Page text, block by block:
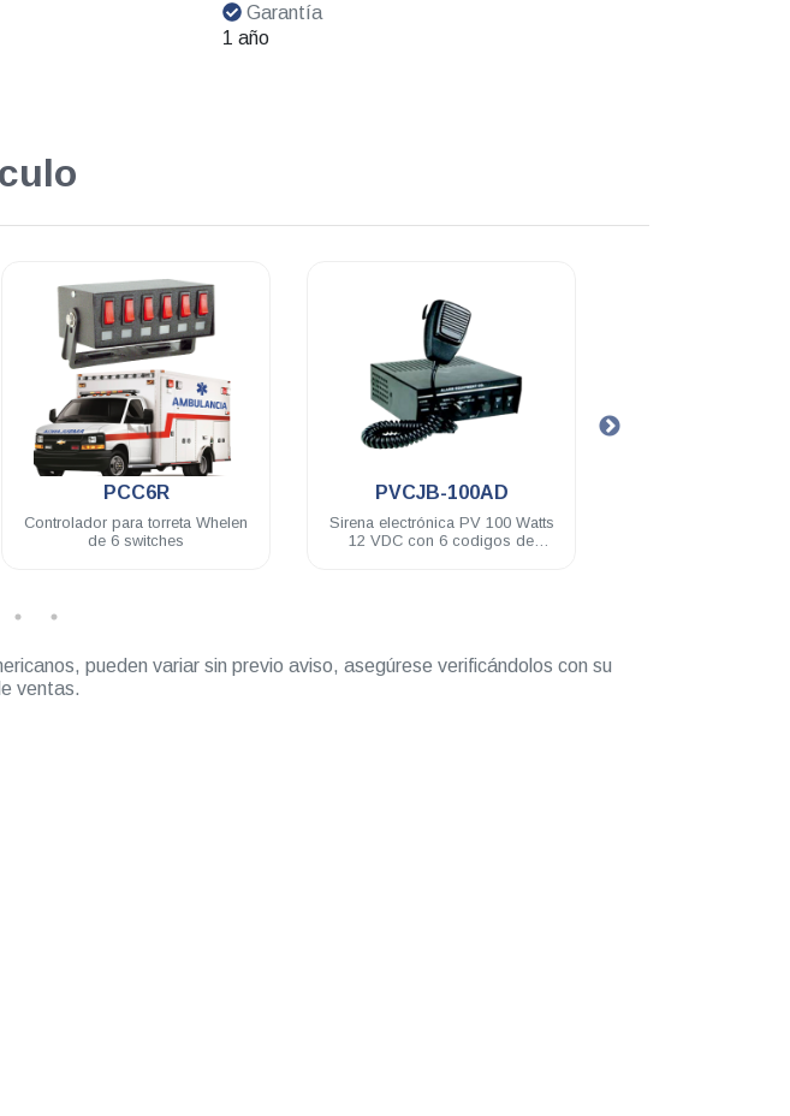
Garantía
1 año
Whelen
Sirena electrónica PV 100 Watts
12 VDC con 6 codigos de
Sirena electrónica PV 100 Watts
controlador remoto
pueden variar sin previo aviso, asegúrese verificándolos con su
ventas.